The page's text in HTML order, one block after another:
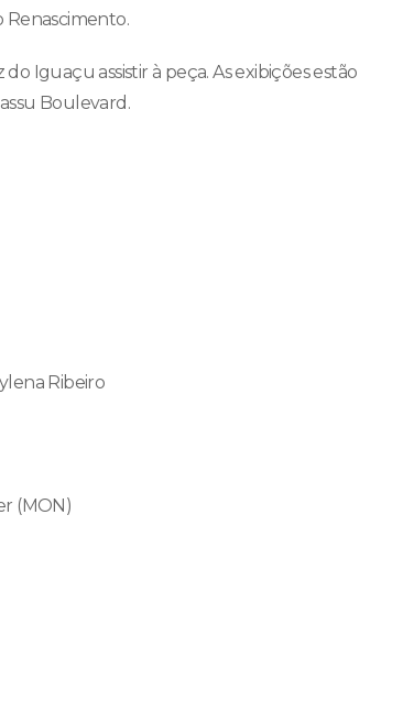
Renascimento.
Iguaçu assistir à peça. As exibições estão
Boulevard.
Ribeiro
(MON)